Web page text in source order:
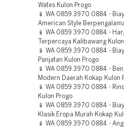
Wates Kulon Progo
📱 WA 0859 3970 0884 -
American Style
📱 WA 0859 3970 0884 -
Terpercaya Kalibawang
📱 WA 0859 3970 0884 -
Panjatan Kulon Progo
📱 WA 0859 3970 0884 -
Modern Daerah Kokap Kulon
📱 WA 0859 3970 0884 -
Kulon Progo
📱 WA 0859 3970 0884 -
Klasik Eropa Murah Kokap
📱 WA 0859 3970 0884 -